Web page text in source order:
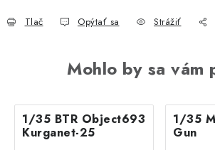
Tlač Opýtať sa Strážiť
Mohlo by sa vám
1/35 BTR Object693
Kurganet-25
1/35
Gun